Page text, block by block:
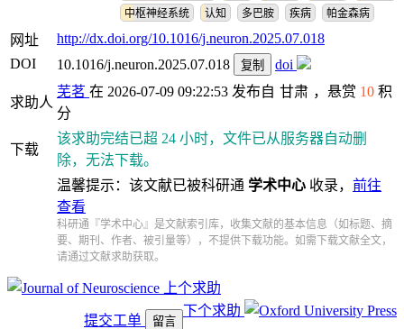
中枢神经系统
认知 多巴胺 疾病 帕金森病
网址
http://dx.doi.org/10.1016/j.neuron.2025.07.018
DOI
10.1016/j.neuron.2025.07.018 复制 doi
求助人
芜茗 在 2026-07-09 09:22:53 发布自 甘肃 ，悬赏 10 积
分
下载
该求助完结已超 24 小时，文件已从服务器自动删
除，无法下载。
温馨提示：该文献已被科研通 学术中心 收录， 前往
查看
科研通『学术中心』是文献索引库，收集文献的基本信息（如标题、摘
要、期刊、作者、被引量等），不提供下载功能。如需下载文献全文，
请通过文献求助获取。
上个求助
下个求助
提交工单 留言